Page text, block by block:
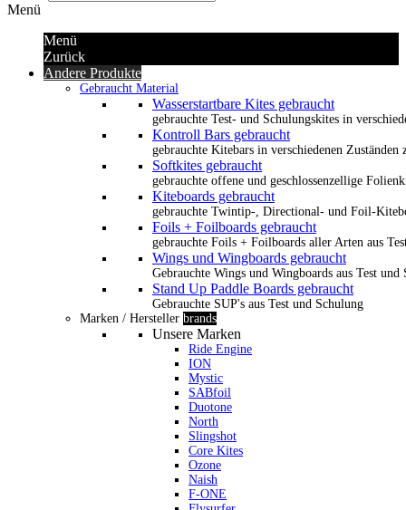
Menü
Menü
Zurück
Andere Produkte
Gebraucht Material
Wasserstartbare Kites gebraucht
gebrauchte Test- und Schulungskites in
Kontroll Bars gebraucht
gebrauchte Kitebars in verschiedenen Zuständen
Softkites gebraucht
gebrauchte offene und geschlossenzellige
Kiteboards gebraucht
gebrauchte Twintip-, Directional- und Foil-
Foils + Foilboards gebraucht
gebrauchte Foils + Foilboards aller Arten aus
Wings und Wingboards gebraucht
Gebrauchte Wings und Wingboards aus Test und
Stand Up Paddle Boards gebraucht
Gebrauchte SUP's aus Test und Schulung
Marken / Hersteller brands
Unsere Marken
Ride Engine
ION
Mystic
SABfoil
Duotone
North
Slingshot
Core Kites
Ozone
Naish
F-ONE